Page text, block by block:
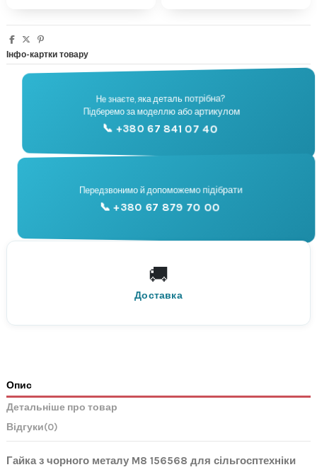
Інфо-картки товару
🔧
Підбір запчастин
Не знаєте, яка деталь потрібна?
Підберемо за моделлю або артикулом
📞 +380 67 841 07 40
📞
Консультація
Передзвонимо й допоможемо підібрати
📞 +380 67 879 70 00
🚚
Доставка
По всій Україні
Нова Пошта
Опис
Детальніше про товар
Відгуки(0)
Гайка з чорного металу M8 156568 для сільгосптехніки